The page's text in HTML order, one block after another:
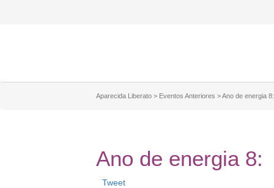
Aparecida Liberato > Eventos Anteriores >Ano de energia 8:
Ano de energia 8:
Tweet